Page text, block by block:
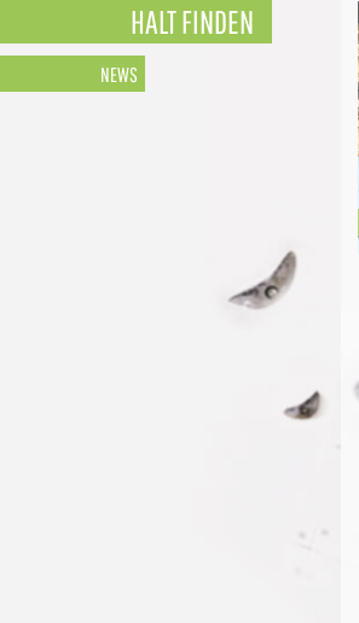
HALT FINDEN
NEWSLETTER
NEWS